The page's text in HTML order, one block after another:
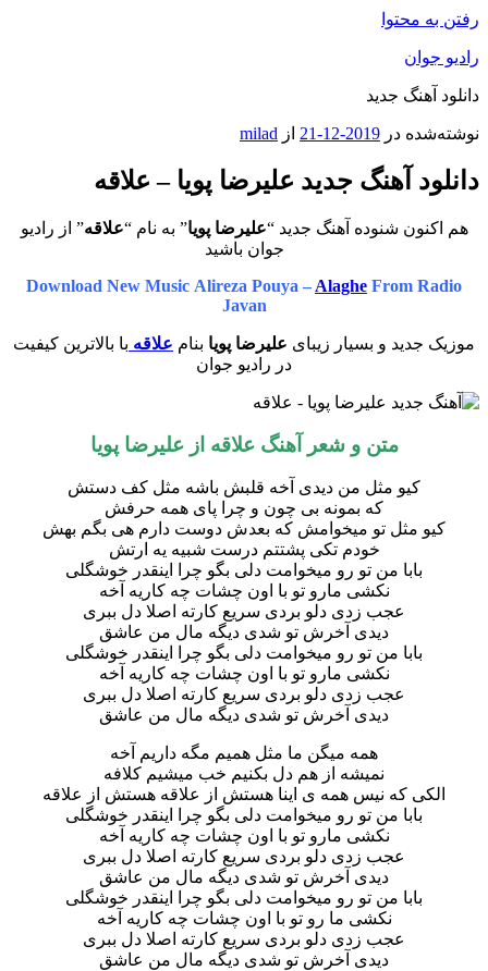
رفتن به محتوا
رادیو جوان
دانلود آهنگ جدید
نوشته‌شده در 2019-12-21 از milad
دانلود آهنگ جدید علیرضا پویا – علاقه
هم اکنون شنوده آهنگ جدید “علیرضا پویا” به نام “علاقه” از رادیو
جوان باشید
Download New Music Alireza Pouya – Alaghe From Radio
Javan
موزیک جدید و بسیار زیبای علیرضا پویا بنام علاقه با بالاترین کیفیت
در رادیو جوان
متن و شعر آهنگ علاقه از علیرضا پویا
کیو مثل من دیدی آخه قلبش باشه مثل کف دستش
که بمونه بی چون و چرا پای همه حرفش
کیو مثل تو میخوامش که بعدش دوست دارم هی بگم بهش
خودم تکی پشتتم درست شبیه یه ارتش
بابا من تو رو میخوامت دلی بگو چرا اینقدر خوشگلی
نکشی مارو تو با اون چشات چه کاریه آخه
عجب زدی دلو بردی سریع کارته اصلا دل ببری
دیدی آخرش تو شدی دیگه مال من عاشق
بابا من تو رو میخوامت دلی بگو چرا اینقدر خوشگلی
نکشی مارو تو با اون چشات چه کاریه آخه
عجب زدی دلو بردی سریع کارته اصلا دل ببری
دیدی آخرش تو شدی دیگه مال من عاشق
همه میگن ما مثل همیم مگه داریم آخه
نمیشه از هم دل بکنیم خب میشیم کلافه
الکی که نیس همه ی اینا هستش از علاقه هستش از علاقه
بابا من تو رو میخوامت دلی بگو چرا اینقدر خوشگلی
نکشی مارو تو با اون چشات چه کاریه آخه
عجب زدی دلو بردی سریع کارته اصلا دل ببری
دیدی آخرش تو شدی دیگه مال من عاشق
بابا من تو رو میخوامت دلی بگو چرا اینقدر خوشگلی
نکشی ما رو تو با اون چشات چه کاریه آخه
عجب زدی دلو بردی سریع کارته اصلا دل ببری
دیدی آخرش تو شدی دیگه مال من عاشق